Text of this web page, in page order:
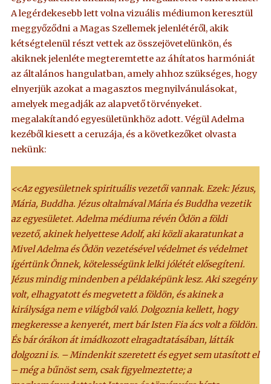
A legérdekesebb lett volna vizuális médiumon keresztül
meggyőződni a Magas Szellemek jelenlétéről, akik
kétségtelenül részt vettek az összejövetelünkön, és
akiknek jelenléte megteremtette az áhítatos harmóniát
az általános hangulatban, amely ahhoz szükséges, hogy
elnyerjük azokat a magasztos megnyilvánulásokat,
amelyek megadják az alapvető törvényeket.
megalakítandó egyesületünkhöz adott. Végül Adelma
kezéből kiesett a ceruzája, és a következőket olvasta
nekünk:
<<Az egyesületnek spirituális vezetői vannak. Ezek: Jézus,
Mária, Buddha. Jézus oltalmával Mária és Buddha vezetik
az egyesületet. Adelma médiuma révén Ödön a földi
vezető, akinek helyettese Adolf, aki közli akaratunkat a
Mivel Adelma és Ödön vezetésével védelmet és védelmet
ígértünk Önnek, kötelességünk lelki jólétét elősegíteni.
Jézus mindig mindenben a példaképünk lesz. Aki szegény
volt, elhagyatott és megvetett a földön, és akinek a
királysága nem e világból való. Dolgoznia kellett, hogy
megkeresse a kenyerét, mert bár Isten Fia ács volt a földön.
És bár órákon át imádkozott elragadtatásában, látták
dolgozni is. – Mindenkit szeretett és egyet sem utasított el
– még a bűnöst sem, csak figyelmeztette; a